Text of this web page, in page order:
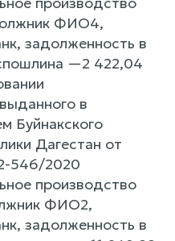
ФИО4,
задолженность в
—2 422,04
в
Буйнакского
Дагестан от
546/2020
производство
ФИО2,
задолженность в